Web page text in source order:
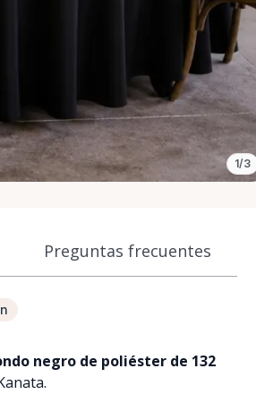
1/3
Preguntas frecuentes
negro de poliéster de 132